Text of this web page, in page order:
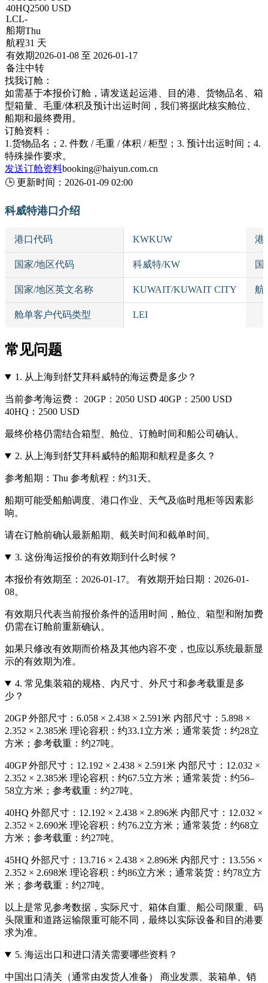
40HQ2500 USD
LCL-
船期Thu
航程31 天
有效期2026-01-08 至 2026-01-17
备注中转
找我订舱：
如需基于本报价订舱，请发送起运港、目的港、货物品名、箱
型箱量、毛重/体积及预计出运时间，我们将据此核实舱位、
船期和最终费用。
订舱资料：
1.货物品名；2. 件数 / 毛重 / 体积 / 柜型；3. 预计出运时间；4.
特殊操作要求。
发送订舱资料booking@haiyun.com.cn
🕒 更新时间： 2026-01-09 02:00
科威特港口介绍
港口代码 KWKUW 港
国家/地区代码 科威特/KW 国
国家/地区英文名称 KUWAIT/KUWAIT CITY 航
舱单客户代码类型 LEI
常见问题
1. 从上海到舒艾拜科威特的海运费是多少？
当前参考海运费： 20GP：2050 USD 40GP：2500 USD
40HQ：2500 USD
最终价格仍需结合箱型、舱位、订舱时间和船公司确认。
2. 从上海到舒艾拜科威特的船期和航程是多久？
参考船期：Thu 参考航程：约31天。
船期可能受船舶调度、港口作业、天气及临时甩柜等因素影
响。
请在订舱前确认最新船期、截关时间和截单时间。
3. 这份海运报价的有效期到什么时候？
本报价有效期至：2026-01-17。 有效期开始日期：2026-01-
08。
有效期只代表当前报价条件的适用时间，舱位、箱型和附加费
仍需在订舱前重新确认。
如果只修改有效期而价格及其他内容不变，也应以系统最新显
示的有效期为准。
4. 常见集装箱的规格、内尺寸、外尺寸和参考载重是多
少？
20GP 外部尺寸：6.058 × 2.438 × 2.591米 内部尺寸：5.898 ×
2.352 × 2.385米 理论容积：约33.1立方米；通常装货：约28立
方米；参考载重：约27吨。
40GP 外部尺寸：12.192 × 2.438 × 2.591米 内部尺寸：12.032 ×
2.352 × 2.385米 理论容积：约67.5立方米；通常装货：约56–
58立方米；参考载重：约27吨。
40HQ 外部尺寸：12.192 × 2.438 × 2.896米 内部尺寸：12.032 ×
2.352 × 2.690米 理论容积：约76.2立方米；通常装货：约68立
方米；参考载重：约27吨。
45HQ 外部尺寸：13.716 × 2.438 × 2.896米 内部尺寸：13.556 ×
2.352 × 2.698米 理论容积：约86立方米；通常装货：约78立方
米；参考载重：约27吨。
以上是常见参考数据，实际尺寸、箱体自重、船公司限重、码
头限重和道路运输限重可能不同，最终以实际设备和目的港要
求为准。
5. 海运出口和进口清关需要哪些资料？
中国出口清关（通常由发货人准备） 商业发票、装箱单、销